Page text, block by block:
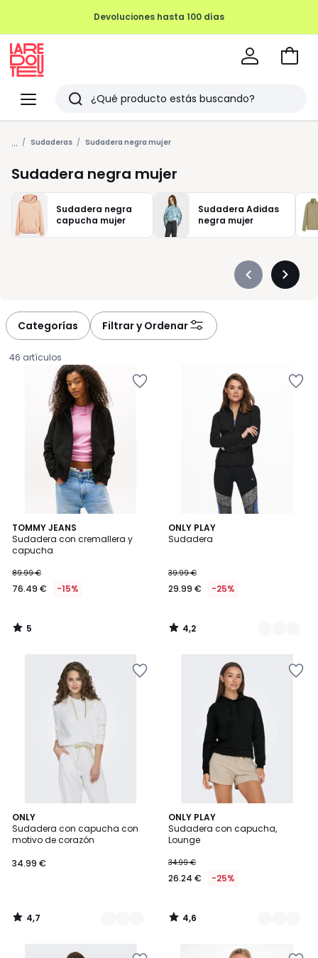
Menu
Redoute
Buscar
Últimos
artículos
vistos
Ir
... Sudaderas Sudadera negra mujer
Sudadera negra mujer
Sudadera negra
capucha mujer
Sudadera Adidas
negra mujer
Précédent
Categorías Filtrar y Ordenar
46 artículos
TOMMY JEANS
Sudadera con cremallera y
capucha
€
en
de
89.99
descuento
89.99 €
76.49 € -15%
5
/
5
5
/
ONLY PLAY
Sudadera
39.99 €
29.99 € -25%
4,2
/ 5
2
Colores
4,2
/
ONLY
Sudadera con capucha con
motivo de corazón
34.99 €
4,7
/ 5
3
Colores
4,7
/
ONLY PLAY
Sudadera con capucha,
Lounge
34.99 €
26.24 € -25%
4,6
/ 5
3
Colores
4,6
/